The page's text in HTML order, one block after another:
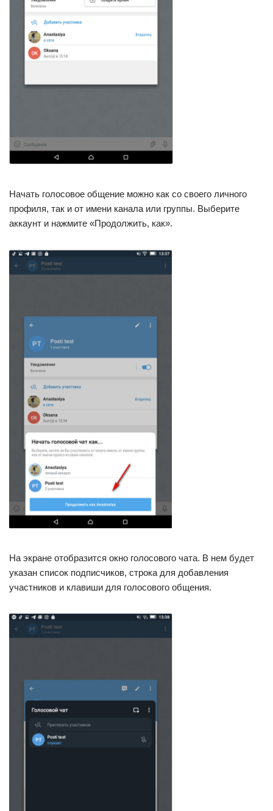
Начать голосовое общение можно как со своего личного
профиля, так и от имени канала или группы. Выберите
аккаунт и нажмите «Продолжить, как».
На экране отобразится окно голосового чата. В нем будет
указан список подписчиков, строка для добавления
участников и клавиши для голосового общения.